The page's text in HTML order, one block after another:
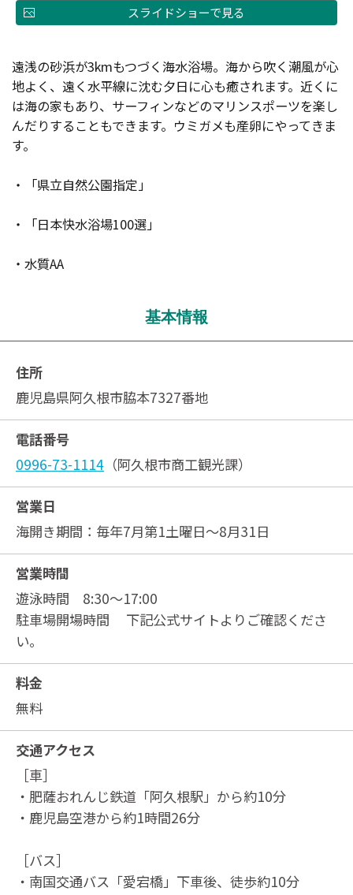
スライドショーで見る
遠浅の砂浜が3kmもつづく海水浴場。海から吹く潮風が心
地よく、遠く水平線に沈む夕日に心も癒されます。近くに
は海の家もあり、サーフィンなどのマリンスポーツを楽し
んだりすることもできます。ウミガメも産卵にやってきま
す。
・「県立自然公園指定」
・「日本快水浴場100選」
・水質AA
基本情報
住所
鹿児島県阿久根市脇本7327番地
電話番号
0996-73-1114 （阿久根市商工観光課）
営業日
海開き期間：毎年7月第1土曜日～8月31日
営業時間
遊泳時間 8:30～17:00
駐車場開場時間 下記公式サイトよりご確認くださ
い。
料金
無料
交通アクセス
［車］
・肥薩おれんじ鉄道「阿久根駅」から約10分
・鹿児島空港から約1時間26分
［バス］
・南国交通バス「愛宕橋」下車後、徒歩約10分